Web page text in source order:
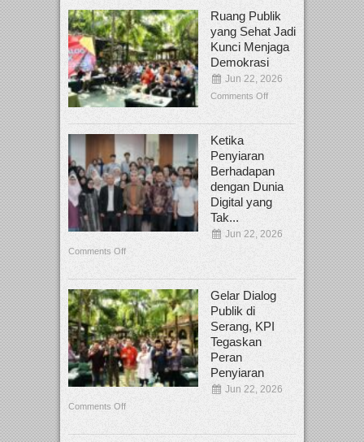
Ruang Publik
yang Sehat Jadi
Kunci Menjaga
Demokrasi
Jun 22, 2026
Comments Off
Ketika
Penyiaran
Berhadapan
dengan Dunia
Digital yang
Tak...
Jun 22, 2026
Comments Off
Gelar Dialog
Publik di
Serang, KPI
Tegaskan
Peran
Penyiaran
Jun 22, 2026
Comments Off